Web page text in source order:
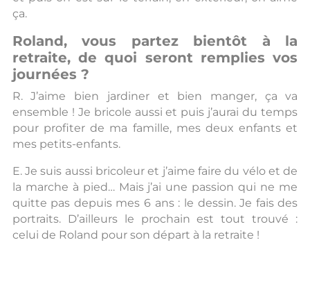
ça.
Roland, vous partez bientôt à la
retraite, de quoi seront remplies vos
journées ?
R. J’aime bien jardiner et bien manger, ça va
ensemble ! Je bricole aussi et puis j’aurai du temps
pour profiter de ma famille, mes deux enfants et
mes petits-enfants.
E. Je suis aussi bricoleur et j’aime faire du vélo et de
la marche à pied… Mais j’ai une passion qui ne me
quitte pas depuis mes 6 ans : le dessin. Je fais des
portraits. D’ailleurs le prochain est tout trouvé :
celui de Roland pour son départ à la retraite !